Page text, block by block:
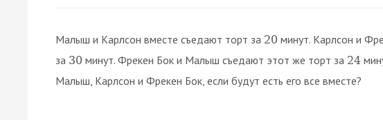
Малыш и Карлсон вместе съедают торт за 20 минут. Карлсон и
за 30 минут. Фрекен Бок и Малыш съедают этот же торт за 24
Малыш, Карлсон и Фрекен Бок, если будут есть его все вместе?